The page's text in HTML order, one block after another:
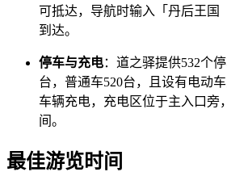
可抵达，导航时输入「丹后王国
到达。
停车与充电：道之驿提供532个
台，普通车520台，且设有电动
车辆充电，充电区位于主入口旁
间。
最佳游览时间